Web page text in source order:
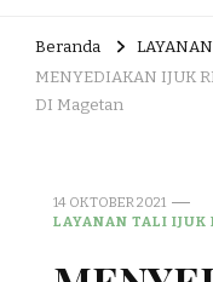
Beranda
MENYEDIAKAN IJUK
DI Magetan
14 OKTOBER 2021
LAYANAN TALI IJUK